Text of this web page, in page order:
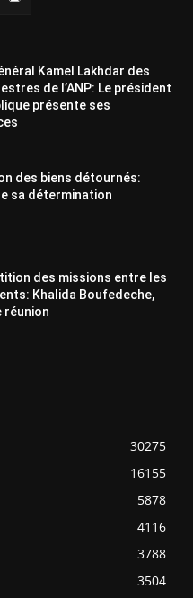
Kamel Lakhdar des
de l’ANP: Le président
présente ses
des biens détournés:
sa détermination
des missions entre les
Khalida Boufedeche,
réunion
30275
16155
5878
4116
3788
3504